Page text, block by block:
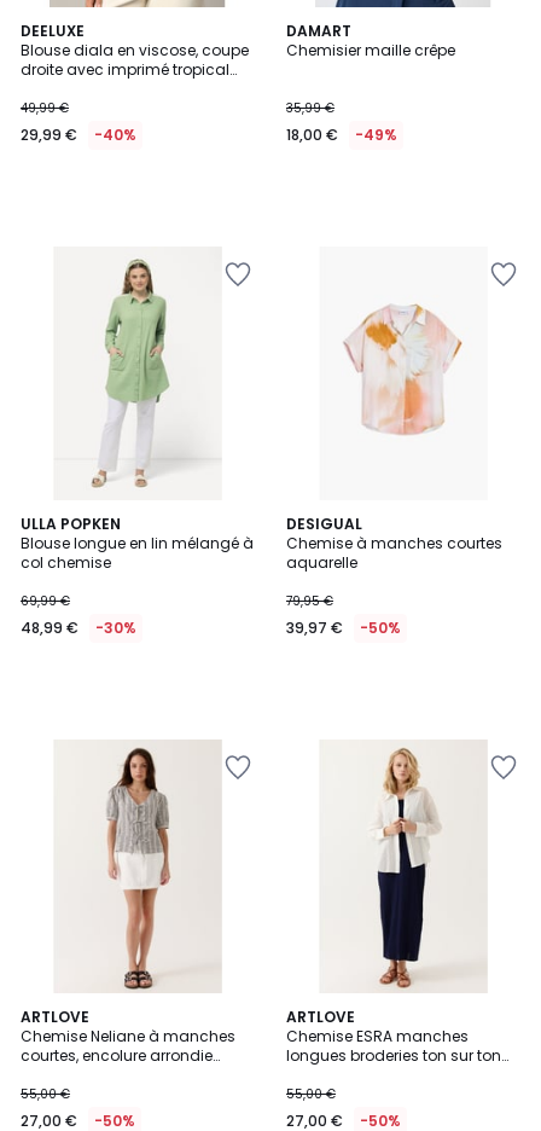
DEELUXE
Blouse diala en viscose, coupe
droite avec imprimé tropical
49,99 €
29,99 € -40%
DAMART
Chemisier maille crêpe
35,99 €
18,00 € -49%
ULLA POPKEN
Blouse longue en lin mélangé à
col chemise
69,99 €
48,99 € -30%
DESIGUAL
Chemise à manches courtes
aquarelle
79,95 €
39,97 € -50%
ARTLOVE
Chemise Neliane à manches
courtes, encolure arrondie
55,00 €
27,00 € -50%
ARTLOVE
Chemise ESRA manches
longues broderies ton sur ton
55,00 €
27,00 € -50%